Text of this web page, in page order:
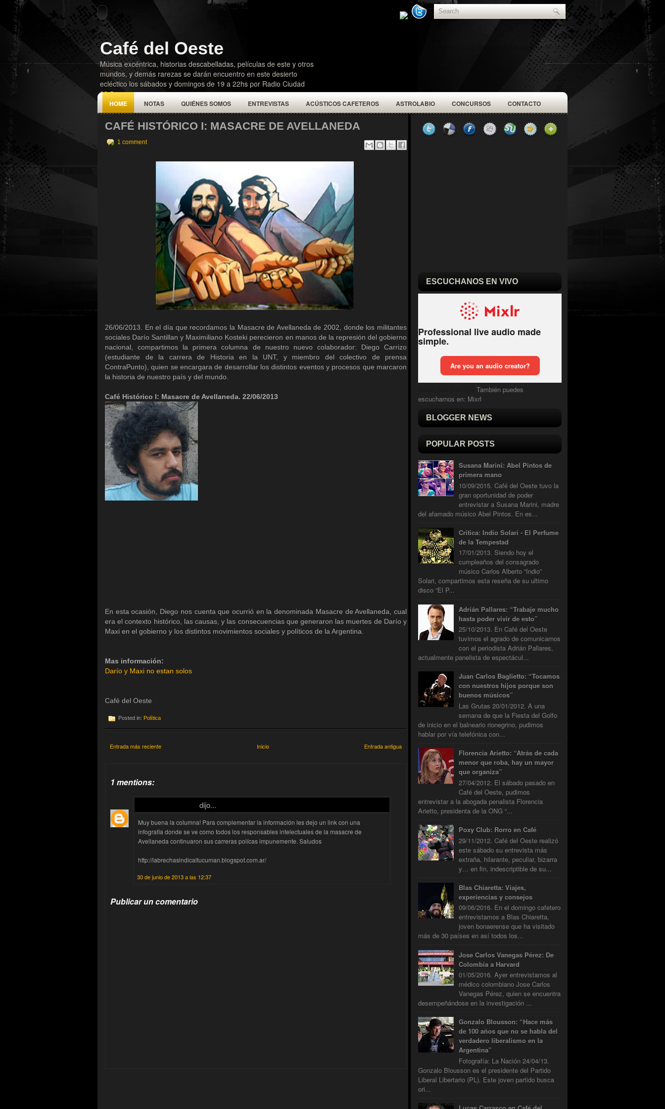
Café del Oeste
Música excéntrica, historias descabelladas, películas de este y otros
mundos, y demás rarezas se darán encuentro en este desierto
ecléctico los sábados y domingos de 19 a 22hs por Radio Ciudad
92.5
HOME NOTAS QUIÉNES SOMOS ENTREVISTAS ACÚSTICOS CAFETEROS ASTROLABIO CONCURSOS CONTACTO
CAFÉ HISTÓRICO I: MASACRE DE AVELLANEDA
1 comment
26/06/2013. En el día que recordamos la Masacre de Avellaneda de 2002, donde los militantes
sociales Darío Santillan y Maximiliano Kosteki perecieron en manos de la represión del gobierno
nacional, compartimos la primera columna de nuestro nuevo colaborador: Diego Carrizo
(estudiante de la carrera de Historia en la UNT, y miembro del colectivo de prensa
ContraPunto), quien se encargara de desarrollar los distintos eventos y procesos que marcaron
la historia de nuestro país y del mundo.
Café Histórico I: Masacre de Avellaneda. 22/06/2013
En esta ocasión, Diego nos cuenta que ocurrió en la denominada Masacre de Avellaneda, cual
era el contexto histórico, las causas, y las consecuencias que generaron las muertes de Darío y
Maxi en el gobierno y los distintos movimientos sociales y políticos de la Argentina.
Mas información:
Darío y Maxi no estan solos
Café del Oeste
Posted in: Política
Entrada más reciente Entrada antigua
Inicio
1 mentions:
dijo...
Muy buena la columna! Para complementar la información les dejo un link con una
infografía donde se ve como todos los responsables intelectuales de la masacre de
Avellaneda continuaron sus carreras polícas impunemente. Saludos
http://labrechasindicaltucuman.blogspot.com.ar/
30 de junio de 2013 a las 12:37
Publicar un comentario
ESCUCHANOS EN VIVO
También puedes
escucharnos en: Mixrl
BLOGGER NEWS
POPULAR POSTS
Susana Marini: Abel Pintos de
primera mano
10/09/2015. Café del Oeste tuvo la
gran oportunidad de poder
entrevistar a Susana Marini, madre
del afamado músico Abel Pintos. En es...
Critica: Indio Solari - El Perfume
de la Tempestad
17/01/2013. Siendo hoy el
cumpleaños del consagrado
músico Carlos Alberto “Indio”
Solari, compartimos esta reseña de su ultimo
disco “El P...
Adrián Pallares: “Trabaje mucho
hasta poder vivir de esto”
25/10/2013. En Café del Oeste
tuvimos el agrado de comunicarnos
con el periodista Adrián Pallares,
actualmente panelista de espectácul...
Juan Carlos Baglietto: “Tocamos
con nuestros hijos porque son
buenos músicos”
Las Grutas 20/01/2012. A una
semana de que la Fiesta del Golfo
de inicio en el balneario rionegrino, pudimos
hablar por vía telefónica con...
Florencia Arietto: “Atrás de cada
menor que roba, hay un mayor
que organiza”
27/04/2012. El sábado pasado en
Café del Oeste, pudimos
entrevistar a la abogada penalista Florencia
Arietto, presidenta de la ONG “...
Poxy Club: Rorro en Café
29/11/2012. Café del Oeste realizó
este sábado su entrevista más
extraña, hilarante, peculiar, bizarra
y… en fin, indescriptible de su...
Blas Chiaretta: Viajes,
experiencias y consejos
09/06/2016. En el domingo cafetero
entrevistamos a Blas Chiaretta,
joven bonaerense que ha visitado
más de 30 países en así todos los...
Jose Carlos Vanegas Pérez: De
Colombia a Harvard
01/05/2016. Ayer entrevistamos al
médico colombiano Jose Carlos
Vanegas Pérez, quien se encuentra
desempeñándose en la investigación ...
Gonzalo Blousson: “Hace más
de 100 años que no se habla del
verdadero liberalismo en la
Argentina”
Fotografía: La Nación 24/04/13.
Gonzalo Blousson es el presidente del Partido
Liberal Libertario (PL). Este joven partido busca
ori...